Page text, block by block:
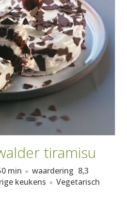
tiramisu
min waardering 8,3
keukens Vegetarisch